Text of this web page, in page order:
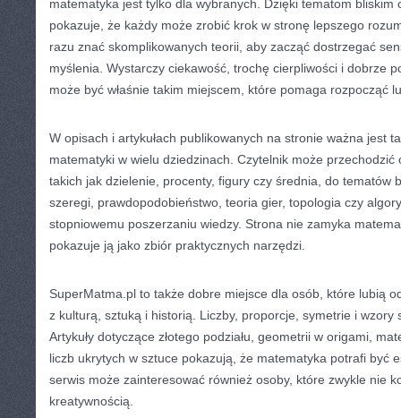
matematyka jest tylko dla wybranych. Dzięki tematom bliskim
pokazuje, że każdy może zrobić krok w stronę lepszego
razu znać skomplikowanych teorii, aby zacząć dostrzegać
myślenia. Wystarczy ciekawość, trochę cierpliwości i dobrze
może być właśnie takim miejscem, które pomaga rozpocząć
W opisach i artykułach publikowanych na stronie ważna jest
matematyki w wielu dziedzinach. Czytelnik może
takich jak dzielenie, procenty, figury czy średnia, do tematów
szeregi, prawdopodobieństwo, teoria gier, topologia czy
stopniowemu poszerzaniu wiedzy. Strona nie zamyka
pokazuje ją jako zbiór praktycznych narzędzi.
SuperMatma.pl to także dobre miejsce dla osób, które lubią
z kulturą, sztuką i historią. Liczby, proporcje, symetrie i wzory
Artykuły dotyczące złotego podziału, geometrii w origami,
liczb ukrytych w sztuce pokazują, że matematyka potrafi być
serwis może zainteresować również osoby, które zwykle nie
kreatywnością.